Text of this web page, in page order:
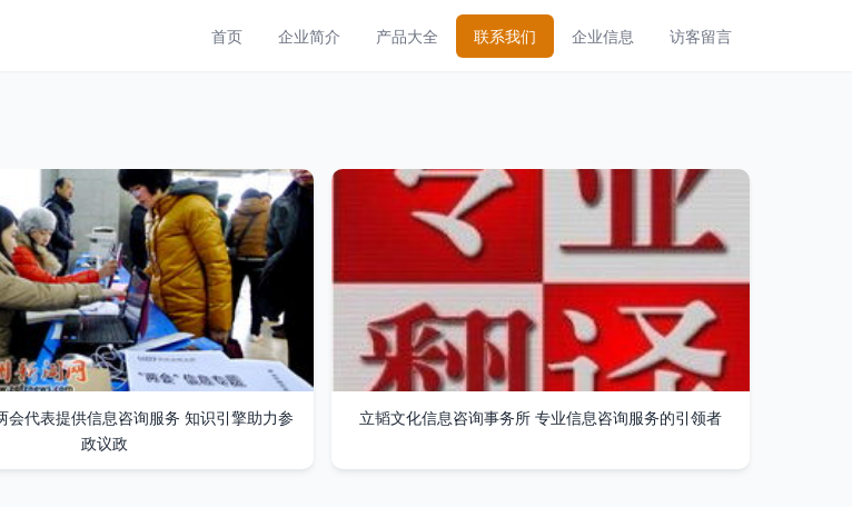
首页 企业简介 产品大全 联系我们 企业信息 访客留言
会代表提供信息咨询服务 知识引擎助力参
政议政
立韬文化信息咨询事务所 专业信息咨询服务的引领者